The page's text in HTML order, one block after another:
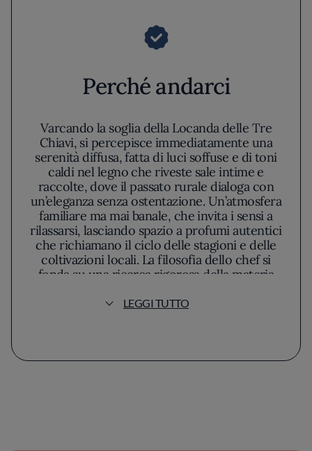
Perché andarci
Varcando la soglia della Locanda delle Tre
Chiavi, si percepisce immediatamente una
serenità diffusa, fatta di luci soffuse e di toni
caldi nel legno che riveste sale intime e
raccolte, dove il passato rurale dialoga con
un’eleganza senza ostentazione. Un’atmosfera
familiare ma mai banale, che invita i sensi a
rilassarsi, lasciando spazio a profumi autentici
che richiamano il ciclo delle stagioni e delle
coltivazioni locali. La filosofia dello chef si
fonda su una ricerca rigorosa della materia
modernisti, privilegiando una linea di
manipolazioni superflue.
LEGGI TUTTO